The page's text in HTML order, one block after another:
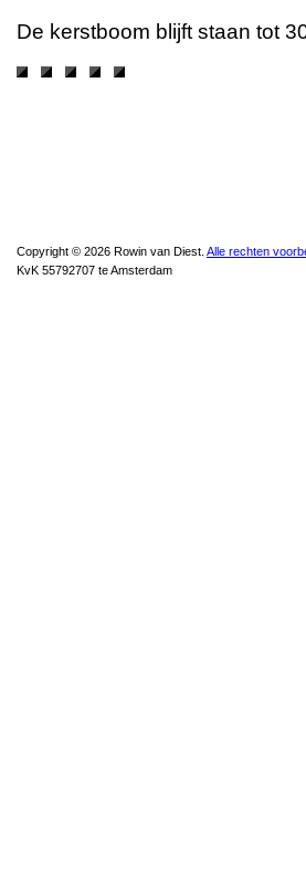
De kerstboom blijft staan tot
Copyright © 2026 Rowin van Diest. Alle rechten
KvK 55792707 te Amsterdam